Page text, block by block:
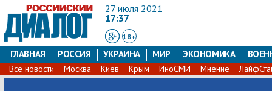
27 июля 2021
17:37
18+
ГЛАВНАЯ РОССИЯ УКРАИНА МИР ЭКОНОМИКА
Все новости Москва Киев Крым ИноСМИ Мнение